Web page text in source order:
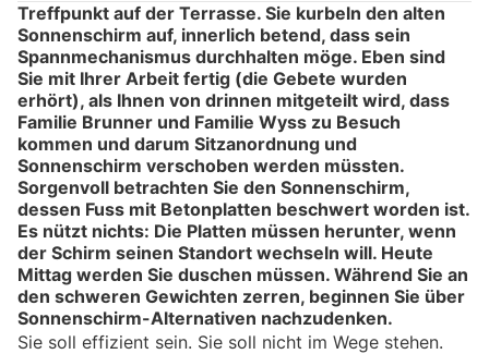
Treffpunkt auf der Terrasse. Sie kurbeln den alten
Sonnenschirm auf, innerlich betend, dass sein
Spannmechanismus durchhalten möge. Eben sind
Sie mit Ihrer Arbeit fertig (die Gebete wurden
erhört), als Ihnen von drinnen mitgeteilt wird, dass
Familie Brunner und Familie Wyss zu Besuch
kommen und darum Sitzanordnung und
Sonnenschirm verschoben werden müssten.
Sorgenvoll betrachten Sie den Sonnenschirm,
dessen Fuss mit Betonplatten beschwert worden ist.
Es nützt nichts: Die Platten müssen herunter, wenn
der Schirm seinen Standort wechseln will. Heute
Mittag werden Sie duschen müssen. Während Sie an
den schweren Gewichten zerren, beginnen Sie über
Sonnenschirm-Alternativen nachzudenken.
Sie soll effizient sein. Sie soll nicht im Wege stehen.